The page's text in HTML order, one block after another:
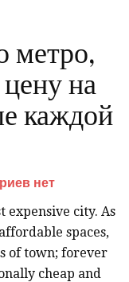
метро,
на
каждой
нет
expensive city. As
spaces,
of town; forever
cheap and